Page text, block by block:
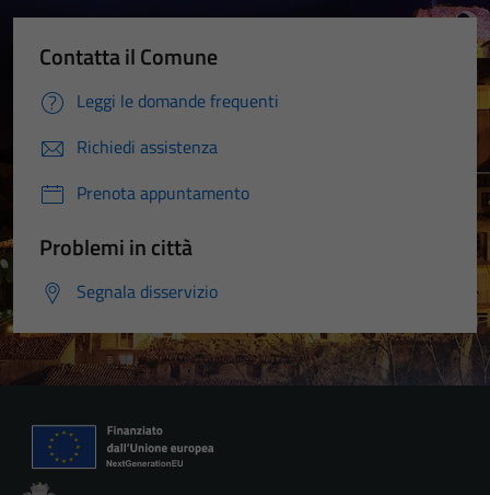
Contatta il Comune
Leggi le domande frequenti
Richiedi assistenza
Prenota appuntamento
Problemi in città
Segnala disservizio